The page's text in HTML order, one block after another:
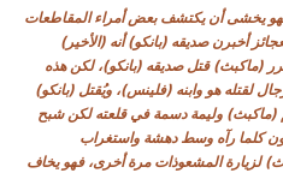
يخشى أن يكتشف بعض أمراء المقاطعات
أخبرن صديقه (بانكو) أنه (الأخير)
(ماكبث) قتل صديقه (بانكو)، لكن هذه
لقتله هو وابنه (فلينس)، ويُقتل (بانكو)
(ماكبث) وليمة دسمة في قلعته لكن شبح
كلما رآه وسط دهشة واستغراب
لزيارة المشعوذات مرة أخرى، فهو يخاف